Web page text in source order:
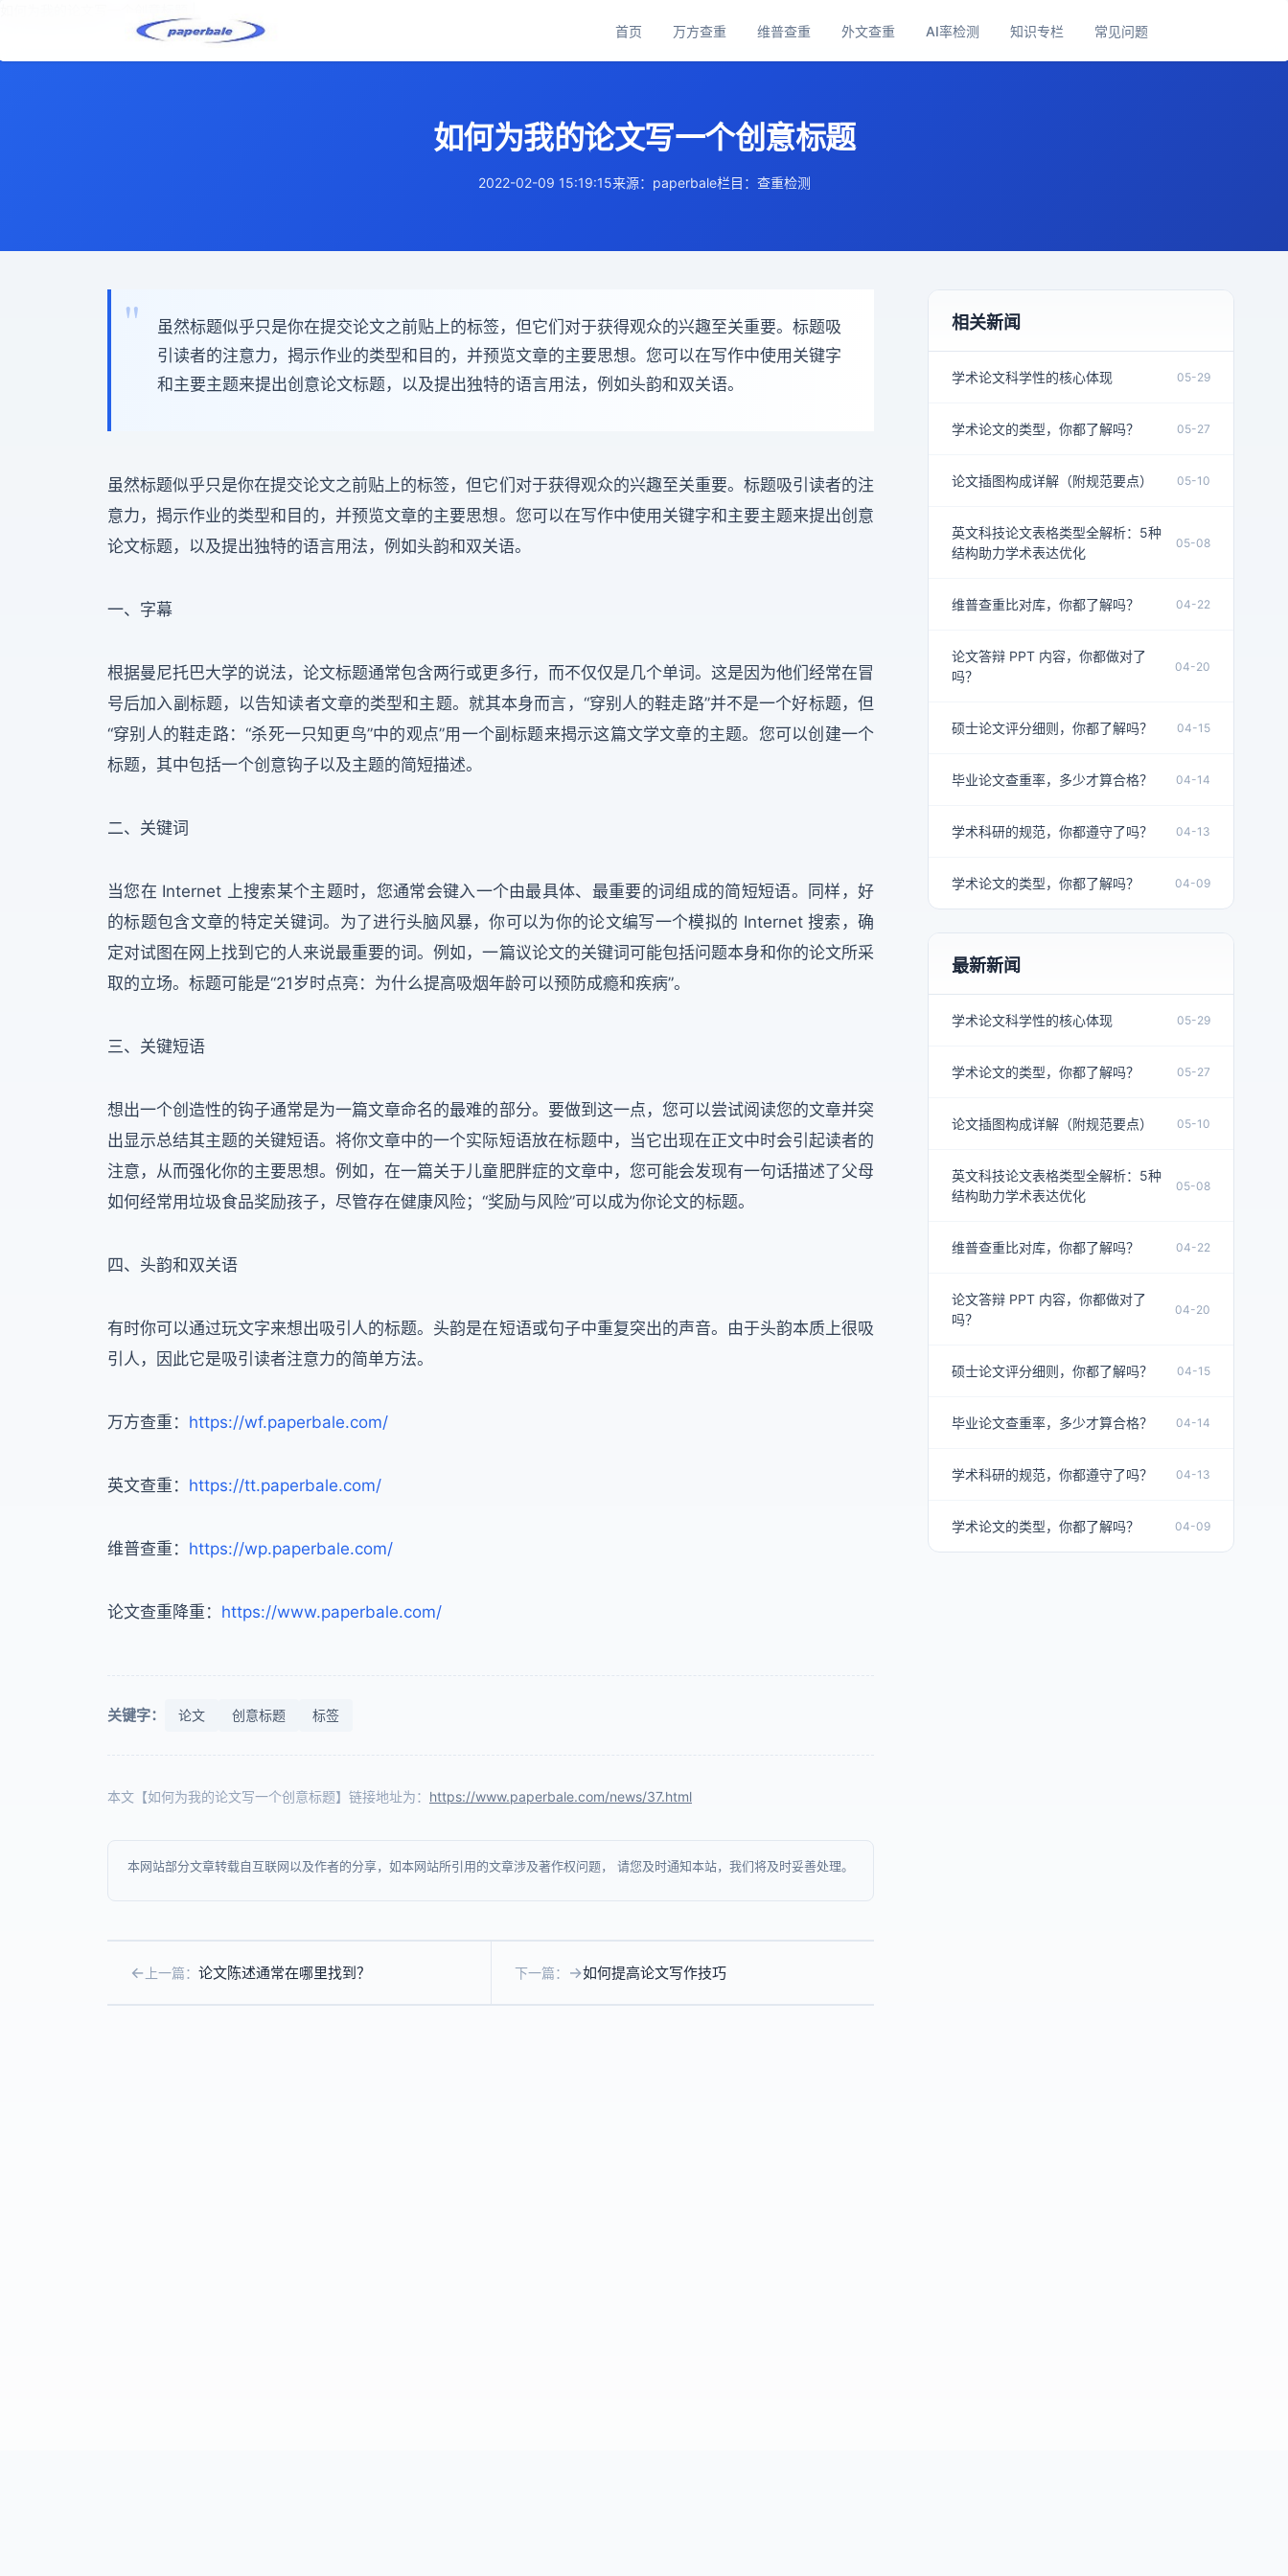
航
首页 万方查重 维普查重 外文查重 AI率检测 知识专栏 常见问题
如何为我的论文写一个创意标题
2022-02-09 15:19:15来源：paperbale栏目：查重检测
虽然标题似乎只是你在提交论文之前贴上的标签，但它们对于获得观众的兴趣至关重要。标题吸
引读者的注意力，揭示作业的类型和目的，并预览文章的主要思想。您可以在写作中使用关键字
和主要主题来提出创意论文标题，以及提出独特的语言用法，例如头韵和双关语。
虽然标题似乎只是你在提交论文之前贴上的标签，但它们对于获得观众的兴趣至关重要。标题吸引读者的注
意力，揭示作业的类型和目的，并预览文章的主要思想。您可以在写作中使用关键字和主要主题来提出创意
论文标题，以及提出独特的语言用法，例如头韵和双关语。
一、字幕
根据曼尼托巴大学的说法，论文标题通常包含两行或更多行，而不仅仅是几个单词。这是因为他们经常在冒
号后加入副标题，以告知读者文章的类型和主题。就其本身而言，“穿别人的鞋走路”并不是一个好标题，但
“穿别人的鞋走路：“杀死一只知更鸟”中的观点”用一个副标题来揭示这篇文学文章的主题。您可以创建一个
标题，其中包括一个创意钩子以及主题的简短描述。
二、关键词
当您在 Internet 上搜索某个主题时，您通常会键入一个由最具体、最重要的词组成的简短短语。同样，好
的标题包含文章的特定关键词。为了进行头脑风暴，你可以为你的论文编写一个模拟的 Internet 搜索，确
定对试图在网上找到它的人来说最重要的词。例如，一篇议论文的关键词可能包括问题本身和你的论文所采
取的立场。标题可能是“21岁时点亮：为什么提高吸烟年龄可以预防成瘾和疾病”。
三、关键短语
想出一个创造性的钩子通常是为一篇文章命名的最难的部分。要做到这一点，您可以尝试阅读您的文章并突
出显示总结其主题的关键短语。将你文章中的一个实际短语放在标题中，当它出现在正文中时会引起读者的
注意，从而强化你的主要思想。例如，在一篇关于儿童肥胖症的文章中，您可能会发现有一句话描述了父母
如何经常用垃圾食品奖励孩子，尽管存在健康风险；“奖励与风险”可以成为你论文的标题。
四、头韵和双关语
有时你可以通过玩文字来想出吸引人的标题。头韵是在短语或句子中重复突出的声音。由于头韵本质上很吸
引人，因此它是吸引读者注意力的简单方法。
万方查重： https://wf.paperbale.com/
英文查重： https://tt.paperbale.com/
维普查重： https://wp.paperbale.com/
论文查重降重： https://www.paperbale.com/
关键字： 论文 创意标题 标签
本文【如何为我的论文写一个创意标题】链接地址为： https://www.paperbale.com/news/37.html
本网站部分文章转载自互联网以及作者的分享，如本网站所引用的文章涉及著作权问题， 请您及时通知本站，我们将及时妥善处理。
上一篇： 论文陈述通常在哪里找到？ 下一篇： 如何提高论文写作技巧
相关新闻
学术论文科学性的核心体现 05-29
学术论文的类型，你都了解吗？ 05-27
论文插图构成详解（附规范要点） 05-10
英文科技论文表格类型全解析：5种
结构助力学术表达优化
05-08
维普查重比对库，你都了解吗？ 04-22
论文答辩 PPT 内容，你都做对了
吗？
04-20
硕士论文评分细则，你都了解吗？ 04-15
毕业论文查重率，多少才算合格？ 04-14
学术科研的规范，你都遵守了吗？ 04-13
学术论文的类型，你都了解吗？ 04-09
最新新闻
学术论文科学性的核心体现 05-29
学术论文的类型，你都了解吗？ 05-27
论文插图构成详解（附规范要点） 05-10
英文科技论文表格类型全解析：5种
结构助力学术表达优化
05-08
维普查重比对库，你都了解吗？ 04-22
论文答辩 PPT 内容，你都做对了
吗？
04-20
硕士论文评分细则，你都了解吗？ 04-15
毕业论文查重率，多少才算合格？ 04-14
学术科研的规范，你都遵守了吗？ 04-13
学术论文的类型，你都了解吗？ 04-09